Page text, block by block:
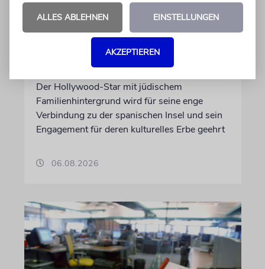
Michael Douglas ist
Ehrenbotschafter Mallorcas
Der Hollywood-Star mit jüdischem
Familienhintergrund wird für seine enge
Verbindung zu der spanischen Insel und sein
Engagement für deren kulturelles Erbe geehrt
06.08.2026
ALLES ABLEHNEN EINSTELLUNGEN
AKZEPTIEREN